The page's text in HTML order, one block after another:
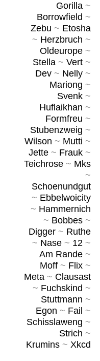
Gorilla~
Borrowfield ~
Zebu ~ Etosha
~ Herzbruch ~
Oldeurope~
Stella~ Vert~
Dev~ Nelly~
Mariong ~
Svenk~
Huflaikhan ~
Formfreu ~
Stubenzweig ~
Wilson ~ Mutti ~
Jette~ Frauk~
Teichrose~ Mks
~
Schoenundgut
~ Ebbelwoicity
~ Hammernich
~ Bobbes~
Digger~ Ruthe
~ Nase~ 12~
Am Rande~
Moff~ Flix~
Meta~ Clausast
~ Fuchskind ~
Stuttmann ~
Egon ~ Fail ~
Schisslaweng ~
Strich ~
Krumins~ Xkcd